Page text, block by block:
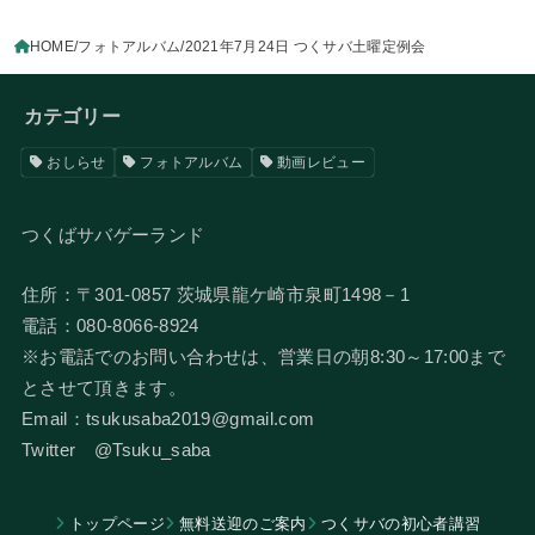
HOME フォトアルバム 2021年7月24日 つくサバ土曜定例会
カテゴリー
おしらせ フォトアルバム 動画レビュー
つくばサバゲーランド
住所：〒301-0857 茨城県龍ケ崎市泉町1498－1
電話：080-8066-8924
​※お電話でのお問い合わせは、営業日の朝8:30～17:00まで
とさせて頂きます。
Email：tsukusaba2019@gmail.com
​Twitter @Tsuku_saba
トップページ 無料送迎のご案内 つくサバの初心者講習